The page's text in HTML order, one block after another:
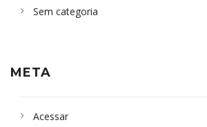
Sem categoria
META
Acessar